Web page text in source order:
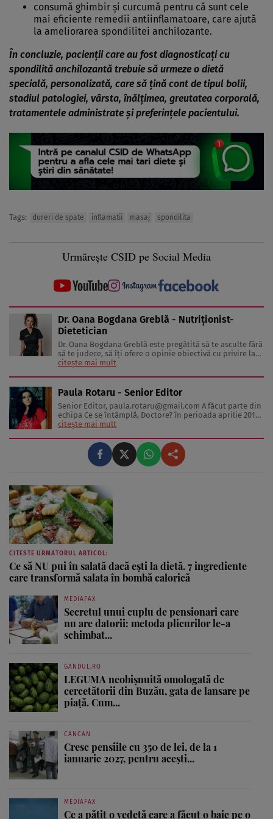
consumă ghimbir și curcumă pentru că sunt cele
mai eficiente remedii antiinflamatoare, care ajută
la ameliorarea spondilitei anchilozante.
În concluzie, pacienții care au fost diagnosticați cu
spondilită anchilozantă trebuie să urmeze o dietă
specială, personalizată, care să țină cont de tipul bolii,
stadiul patologiei, vârsta, înălțimea, greutatea corporală,
tratamentele administrate și preferințele pacientului.
Tags: dureri de spate inflamatii masaj spondilita
Urmărește CSID pe Social Media
Dr. Oana Bogdana Greblă - Nutriționist-
Dietetician
Dr. Oana Bogdana Greblă este pregătită să te asculte fără
să te judece, să îți ofere o opinie obiectivă cu privire la
situația ta, să te ajute să-ți descoperi potențialul maxim,
citește mai mult
Paula Rotaru - Senior Editor
Senior Editor, paula.rotaru@gmail.com
echipa Ce se întâmplă, Doctore? în perioada aprilie 2013-
decembrie 2023. Articolele sale cuprind informații despre
și sănătatea emoțională. Colaborări: Viața ...
citește mai mult
CITESTE URMATORUL ARTICOL:
Ce să NU pui în salată dacă ești la dietă. 7 ingrediente
care transformă salata în bombă calorică
MEDIAFAX
Secretul unui cuplu de pensionari care
nu are datorii: metoda plicurilor le-a
schimbat...
GANDUL.RO
LEGUMA neobișnuită omologată de
cercetătorii din Buzău, gata de lansare pe
piață. Cum...
CANCAN
Cresc pensiile cu 350 de lei, de la 1
ianuarie 2027, pentru acești...
MEDIAFAX
Ce a pățit o vedetă care a făcut o baie pe o